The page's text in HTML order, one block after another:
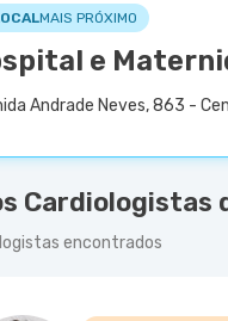
MAIS PRÓXIMO
e
Andrade Neves, 863 -
Cardiologistas
encontrados